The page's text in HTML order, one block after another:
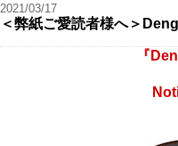
2021/03/17
＜弊紙ご愛読者様へ＞
『